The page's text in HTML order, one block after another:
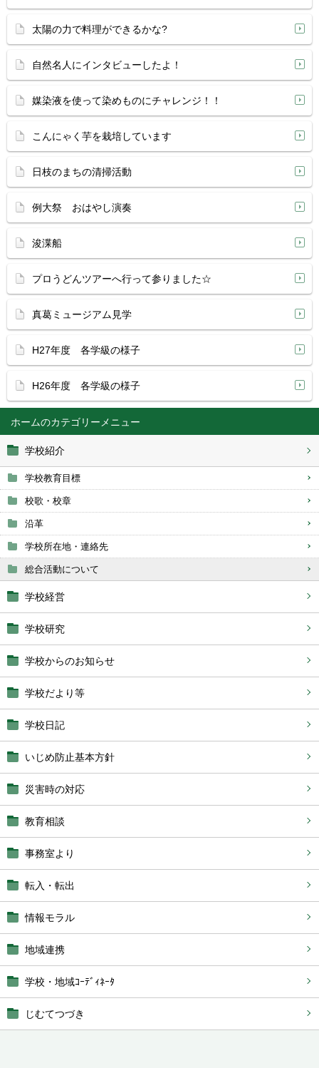
ホーム
学校紹介
学校教育目標
校歌・校章
沿革
学校所在地・連絡先
総合活動について
学校経営
学校研究
学校からのお知らせ
学校だより等
学校日記
いじめ防止基本方針
災害時の対応
教育相談
事務室より
転入・転出
情報モラル
地域連携
学校・地域ｺｰﾃﾞｨﾈｰﾀ
じむてつづき
太陽の力で料理ができるかな?
自然名人にインタビューしたよ！
媒染液を使って染めものにチャレンジ！！
こんにゃく芋を栽培しています
日枝のまちの清掃活動
例大祭 おはやし演奏
浚渫船
プロうどんツアーへ行って参りました☆
真葛ミュージアム見学
H27年度 各学級の様子
H26年度 各学級の様子